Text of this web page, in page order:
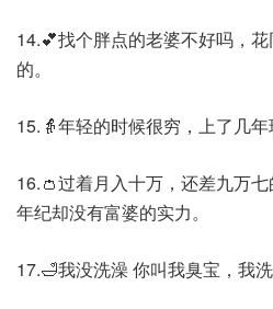
14.💕找个胖点的老婆不好吗，
的。
15.👵年轻的时候很穷，上了几年
16.👛过着月入十万，还差九万
年纪却没有富婆的实力。
17.🛁我没洗澡 你叫我臭宝，我